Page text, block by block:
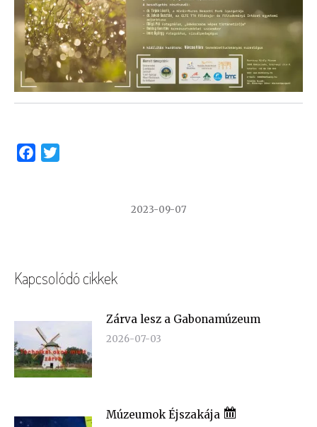
Facebook
2023-09-07
Kapcsolódó cikkek
Zárva lesz a Gabonamúzeum
2026-07-03
Múzeumok Éjszakája